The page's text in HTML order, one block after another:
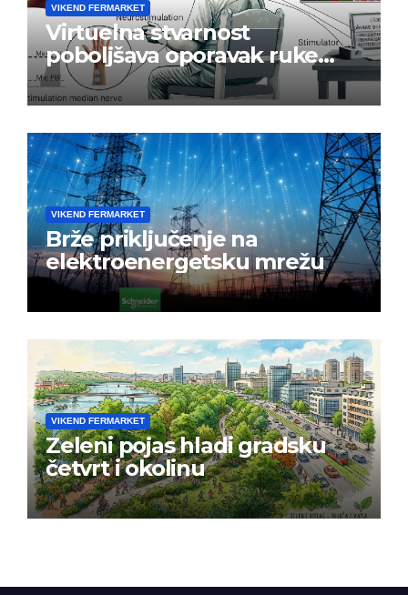
VIKEND FERMARKET
Virtuelna stvarnost
poboljšava oporavak ruke
nakon moždanog udara
VIKEND FERMARKET
Brže priključenje na
elektroenergetsku mrežu
VIKEND FERMARKET
Zeleni pojas hladi gradsku
četvrt i okolinu